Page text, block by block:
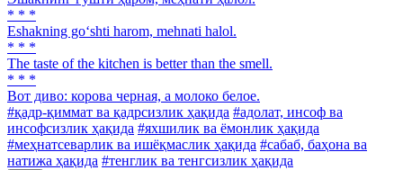
* * *
Eshakning go‘shti harom, mehnati halol.
* * *
The taste of the kitchen is better than the smell.
* * *
Вот диво: корова черная, а молоко белое.
#қадр-қиммат ва қадрсизлик ҳақида #адолат, инсоф ва
инсофсизлик ҳақида #яхшилик ва ёмонлик ҳақида
#меҳнатсеварлик ва ишёқмаслик ҳақида #сабаб, баҳона ва
натижа ҳақида #тенглик ва тенгсизлик ҳақида